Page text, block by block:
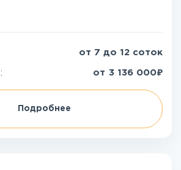
от 7 до 12 соток
от 3 136 000₽
Подробнее